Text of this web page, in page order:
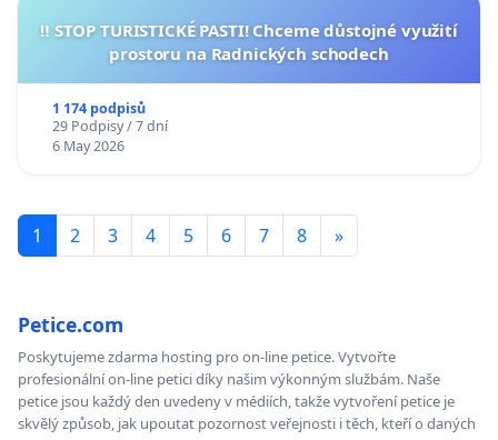
‼️ STOP TURISTICKÉ PASTI! Chceme důstojné využití
prostoru na Radnických schodech
1 174 podpisů
29 Podpisy / 7 dní
6 May 2026
1 2 3 4 5 6 7 8 »
Petice.com
Poskytujeme zdarma hosting pro on-line petice. Vytvořte
profesionální on-line petici díky našim výkonným službám. Naše
petice jsou každý den uvedeny v médiích, takže vytvoření petice je
skvělý způsob, jak upoutat pozornost veřejnosti i těch, kteří o daných